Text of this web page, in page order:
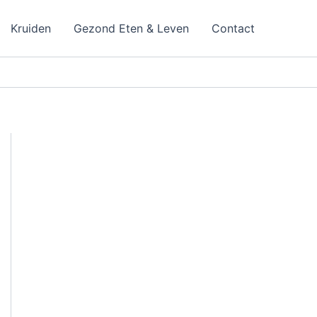
Kruiden Gezond Eten & Leven Contact